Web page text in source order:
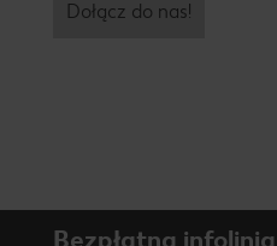
Dołącz do nas!
Bezpłatna infolinia